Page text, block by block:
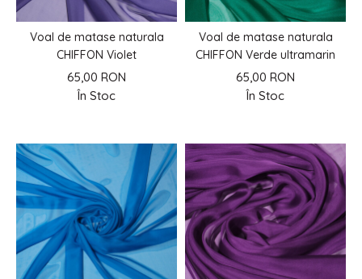
Voal de matase naturala
CHIFFON Violet
65,00 RON
În Stoc
Voal de matase naturala
CHIFFON Verde ultramarin
65,00 RON
În Stoc